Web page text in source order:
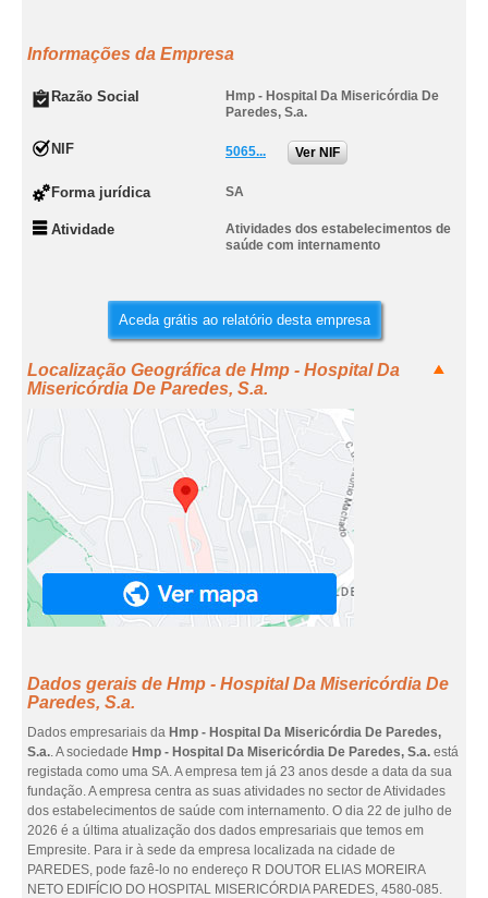
Informações da Empresa
Razão Social
Hmp - Hospital Da Misericórdia De
Paredes, S.a.
NIF 5065... Ver NIF
Forma jurídica SA
Atividade
Atividades dos estabelecimentos de
saúde com internamento
Aceda grátis ao relatório desta empresa
Localização Geográfica de Hmp - Hospital Da
Misericórdia De Paredes, S.a.
Dados gerais de Hmp - Hospital Da Misericórdia De
Paredes, S.a.
Dados empresariais da Hmp - Hospital Da Misericórdia De Paredes,
S.a.. A sociedade Hmp - Hospital Da Misericórdia De Paredes, S.a. está
registada como uma SA. A empresa tem já 23 anos desde a data da sua
fundação. A empresa centra as suas atividades no sector de Atividades
dos estabelecimentos de saúde com internamento. O dia 22 de julho de
2026 é a última atualização dos dados empresariais que temos em
Empresite. Para ir à sede da empresa localizada na cidade de
PAREDES, pode fazê-lo no endereço R DOUTOR ELIAS MOREIRA
NETO EDIFÍCIO DO HOSPITAL MISERICÓRDIA PAREDES, 4580-085.